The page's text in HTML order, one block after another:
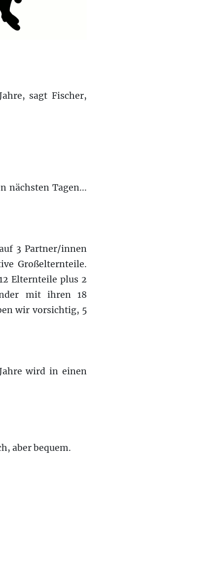
sagt Fischer,
nächsten Tagen...
3 Partner/innen
Großelternteile.
Elternteile plus 2
mit ihren 18
wir vorsichtig, 5
wird in einen
aber bequem.